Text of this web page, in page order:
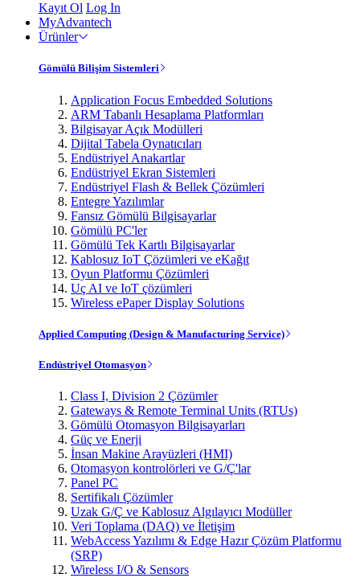
Kayıt Ol Log In
MyAdvantech
Ürünler
Gömülü Bilişim Sistemleri
Application Focus Embedded Solutions
ARM Tabanlı Hesaplama Platformları
Bilgisayar Açık Modülleri
Dijital Tabela Oynatıcıları
Endüstriyel Anakartlar
Endüstriyel Ekran Sistemleri
Endüstriyel Flash & Bellek Çözümleri
Entegre Yazılımlar
Fansız Gömülü Bilgisayarlar
Gömülü PC'ler
Gömülü Tek Kartlı Bilgisayarlar
Kablosuz IoT Çözümleri ve eKağıt
Oyun Platformu Çözümleri
Uç AI ve IoT çözümleri
Wireless ePaper Display Solutions
Applied Computing (Design & Manufacturing Service)
Endüstriyel Otomasyon
Class I, Division 2 Çözümler
Gateways & Remote Terminal Units (RTUs)
Gömülü Otomasyon Bilgisayarları
Güç ve Enerji
İnsan Makine Arayüzleri (HMI)
Otomasyon kontrolörleri ve G/Ç'lar
Panel PC
Sertifikalı Çözümler
Uzak G/Ç ve Kablosuz Algılayıcı Modüller
Veri Toplama (DAQ) ve İletişim
WebAccess Yazılımı & Edge Hazır Çözüm Platformu
(SRP)
Wireless I/O & Sensors